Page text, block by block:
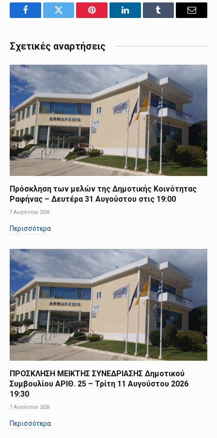
FacebookTwitter Pinterest LinkedInTumblr Email
Σχετικές αναρτήσεις
Πρόσκληση των μελών της Δημοτικής Κοινότητας
Ραφήνας – Δευτέρα 31 Αυγούστου στις 19:00
7 Αυγούστου 2026
Περισσότερα
ΠΡΟΣΚΛΗΣΗ ΜΕΙΚΤΗΣ ΣΥΝΕΔΡΙΑΣΗΣ Δημοτικού
Συμβουλίου ΑΡΙΘ. 25 – Τρίτη 11 Αυγούστου 2026
19:30
7 Αυγούστου 2026
Περισσότερα